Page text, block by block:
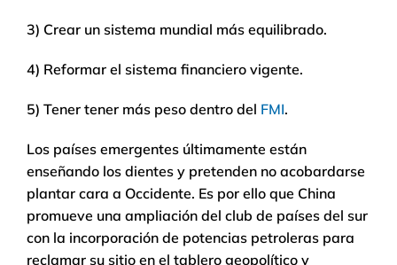
3) Crear un sistema mundial más equilibrado.
4) Reformar el sistema financiero vigente.
5) Tener tener más peso dentro del FMI.
Los países emergentes últimamente están
enseñando los dientes y pretenden no acobardarse
plantar cara a Occidente. Es por ello que China
promueve una ampliación del club de países del sur
con la incorporación de potencias petroleras para
reclamar su sitio en el tablero geopolítico y